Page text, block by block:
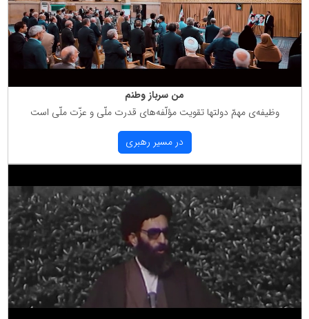
من سرباز وطنم
وظیفه‌ی مهمّ دولتها تقویت مؤلّفه‌های قدرت ملّی و عزّت ملّی است
در مسیر رهبری